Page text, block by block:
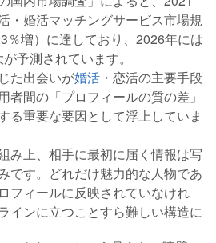
・婚活マッチングサービス市場規
％増）に達しており、2026年には
予測されています。
た出会いが婚活 ・恋活の主要手段
者間の「プロフィールの質の差」
る重要な要因として浮上していま
み上、相手に最初に届く情報は写
です。どれだけ魅力的な人物であ
フィールに反映されていなけれ
インに立つことすら難しい構造に